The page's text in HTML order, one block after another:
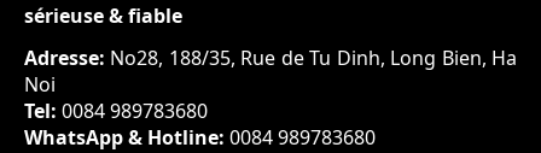
sérieuse & fiable
Adresse: No28, 188/35, Rue de Tu Dinh, Long Bien, Ha
Noi
Tel: 0084 989783680
WhatsApp & Hotline: 0084 989783680